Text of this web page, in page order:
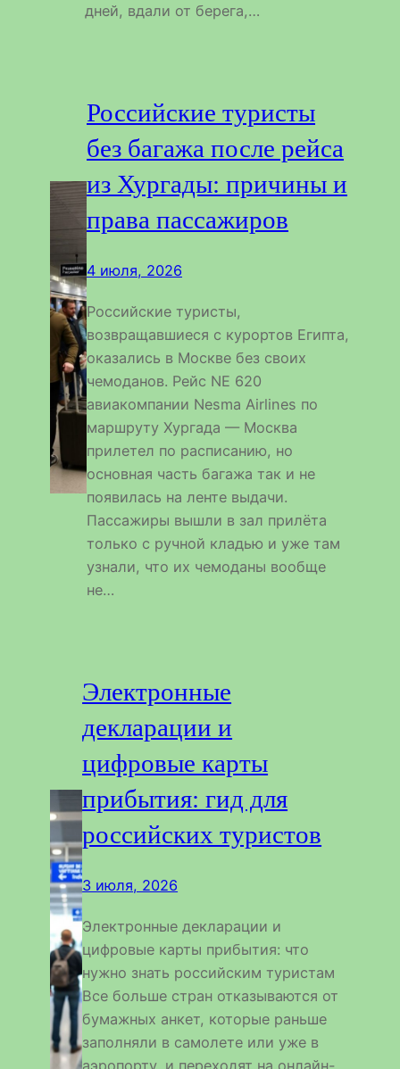
дней, вдали от берега,…
Российские туристы
без багажа после рейса
из Хургады: причины и
права пассажиров
4 июля, 2026
Российские туристы,
возвращавшиеся с курортов Египта,
оказались в Москве без своих
чемоданов. Рейс NE 620
авиакомпании Nesma Airlines по
маршруту Хургада — Москва
прилетел по расписанию, но
основная часть багажа так и не
появилась на ленте выдачи.
Пассажиры вышли в зал прилёта
только с ручной кладью и уже там
узнали, что их чемоданы вообще
не…
Электронные
декларации и
цифровые карты
прибытия: гид для
российских туристов
3 июля, 2026
Электронные декларации и
цифровые карты прибытия: что
нужно знать российским туристам
Все больше стран отказываются от
бумажных анкет, которые раньше
заполняли в самолете или уже в